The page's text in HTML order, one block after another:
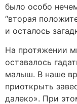
было особо
“вторая
и осталось
На протяжении
оставалось
малыш. В наше
приоткрыть
далеко». При